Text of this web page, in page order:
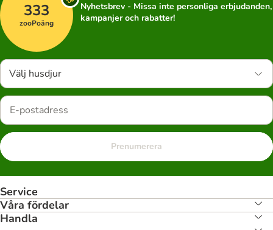
333
zooPoäng
Nyhetsbrev - Missa inte personliga erbjudanden,
kampanjer och rabatter!
Välj husdjur
Prenumerera
Service
Våra fördelar
Handla